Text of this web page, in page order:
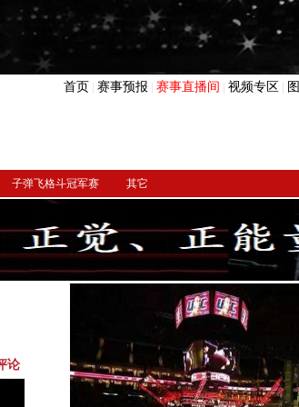
首页 赛事预报 赛事直播间 视频专区
子弹飞格斗冠军赛 其它
论